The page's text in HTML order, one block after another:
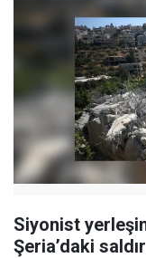
Siyonist
Şeria’daki